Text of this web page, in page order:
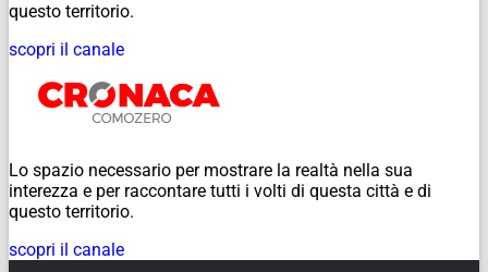
questo territorio.
scopri il canale
Lo spazio necessario per mostrare la realtà nella sua
interezza e per raccontare tutti i volti di questa città e di
questo territorio.
scopri il canale